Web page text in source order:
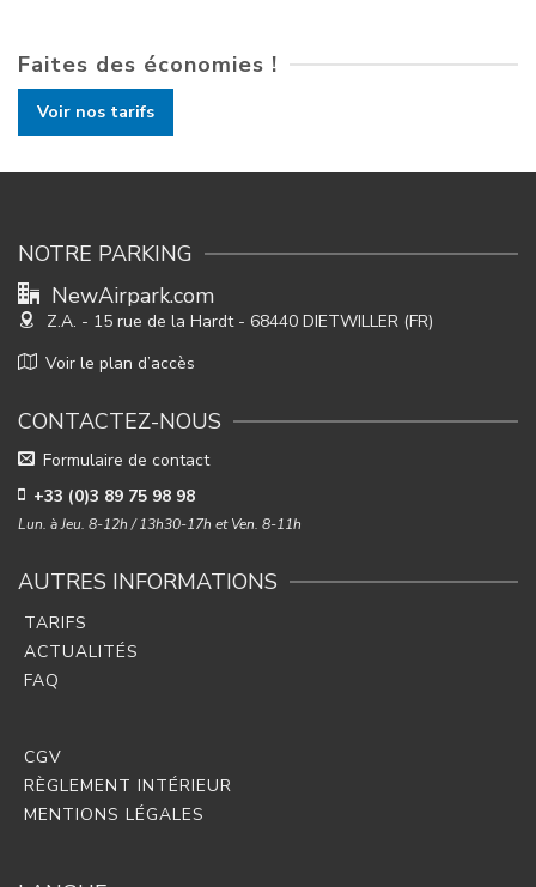
Faites des économies !
Voir nos tarifs
NOTRE PARKING
NewAirpark.com
Z.A. - 15 rue de la Hardt - 68440 DIETWILLER (FR)
Voir le plan d’accès
CONTACTEZ-NOUS
Formulaire de contact
+33 (0)3 89 75 98 98
Lun. à Jeu. 8-12h / 13h30-17h et Ven. 8-11h
AUTRES INFORMATIONS
TARIFS
ACTUALITÉS
FAQ
CGV
RÈGLEMENT INTÉRIEUR
MENTIONS LÉGALES